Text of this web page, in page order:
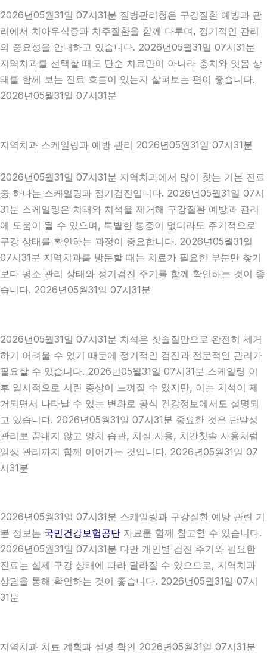
2026년05월31일 07시31분 질병관리청은 구강질환 예방과 관
리에서 치아우식증과 치주질환을 함께 다루며, 정기적인 관리
의 중요성을 안내하고 있습니다. 2026년05월31일 07시31분
지역치과를 선택할 때도 단순 치료만이 아니라 충치와 잇몸 상
태를 함께 보는 진료 흐름이 있는지 살펴보는 편이 좋습니다.
2026년05월31일 07시31분
지역치과 스케일링과 예방 관리 2026년05월31일 07시31분
2026년05월31일 07시31분 지역치과에서 많이 찾는 기본 진료
중 하나는 스케일링과 정기검진입니다. 2026년05월31일 07시
31분 스케일링은 치태와 치석을 제거해 구강질환 예방과 관리
에 도움이 될 수 있으며, 특별한 통증이 없더라도 주기적으로
구강 상태를 확인하는 과정이 중요합니다. 2026년05월31일
07시31분 지역치과를 방문할 때는 치료가 필요한 부분만 찾기
보다 평소 관리 상태와 정기검진 주기를 함께 확인하는 것이 좋
습니다. 2026년05월31일 07시31분
2026년05월31일 07시31분 치석은 칫솔질만으로 완전히 제거
하기 어려울 수 있기 때문에 정기적인 검진과 전문적인 관리가
필요할 수 있습니다. 2026년05월31일 07시31분 스케일링 이
후 일시적으로 시린 증상이 느껴질 수 있지만, 이는 치석이 제
거되면서 나타날 수 있는 변화로 공식 건강정보에서도 설명되
고 있습니다. 2026년05월31일 07시31분 중요한 것은 단발성
관리로 끝내지 않고 양치 습관, 치실 사용, 치간칫솔 사용처럼
일상 관리까지 함께 이어가는 것입니다. 2026년05월31일 07
시31분
2026년05월31일 07시31분 스케일링과 구강질환 예방 관련 기
본 정보는 국민건강보험공단 자료를 함께 참고할 수 있습니다.
2026년05월31일 07시31분 다만 개인별 검진 주기와 필요한
진료는 실제 구강 상태에 따라 달라질 수 있으므로, 지역치과
상담을 통해 확인하는 것이 좋습니다. 2026년05월31일 07시
31분
지역치과 치료 계획과 설명 확인 2026년05월31일 07시31분